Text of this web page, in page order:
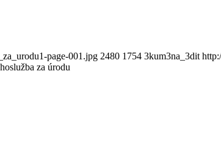
page-001.jpg 2480 1754 3kum3na_3dit
za úrodu